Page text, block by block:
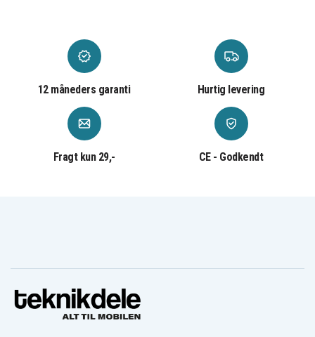
12 måneders garanti Hurtig levering
Fragt kun 29,- CE - Godkendt